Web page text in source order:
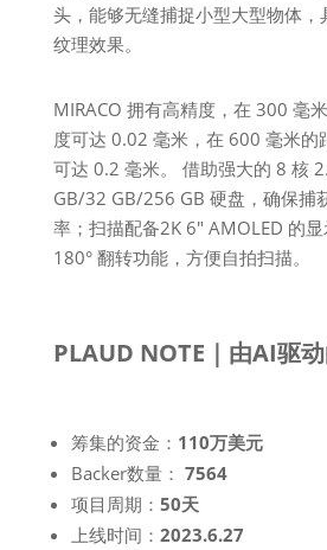
头，能够无缝捕捉小型大型物体，
纹理效果。
MIRACO 拥有高精度，在 300 毫
度可达 0.02 毫米，在 600 毫米的
可达 0.2 毫米。 借助强大的 8 核
GB/32 GB/256 GB 硬盘，确保捕
率；扫描配备2K 6″ AMOLED 的
180° 翻转功能，方便自拍扫描。
PLAUD NOTE｜由AI驱
筹集的资金： 110万美元
Backer数量： 7564
项目周期： 50天
上线时间： 2023.6.27